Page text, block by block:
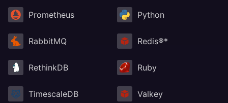
Prometheus Python
RabbitMQ Redis®*
RethinkDB Ruby
TimescaleDB Valkey